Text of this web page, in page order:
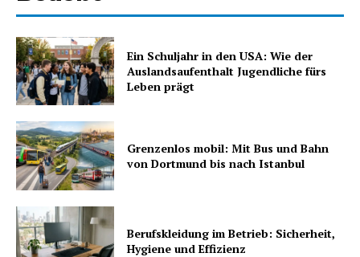
Ein Schuljahr in den USA: Wie der
Auslandsaufenthalt Jugendliche fürs
Leben prägt
Grenzenlos mobil: Mit Bus und Bahn
von Dortmund bis nach Istanbul
Berufskleidung im Betrieb: Sicherheit,
Hygiene und Effizienz